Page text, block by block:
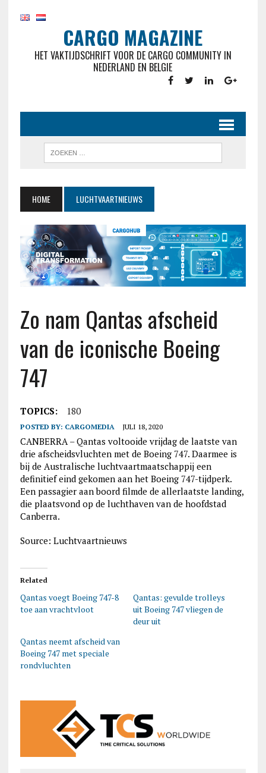
CARGO MAGAZINE
HET VAKTIJDSCHRIFT VOOR DE CARGO COMMUNITY IN
NEDERLAND EN BELGIE
HOME LUCHTVAARTNIEUWS
Zo nam Qantas afscheid
van de iconische Boeing
747
TOPICS: 180
POSTED BY: CARGOMEDIA JULI 18, 2020
CANBERRA – Qantas voltooide vrijdag de laatste van
drie afscheidsvluchten met de Boeing 747. Daarmee is
bij de Australische luchtvaartmaatschappij een
definitief eind gekomen aan het Boeing 747-tijdperk.
Een passagier aan boord filmde de allerlaatste landing,
die plaatsvond op de luchthaven van de hoofdstad
Canberra.
Source: Luchtvaartnieuws
Related
Qantas voegt Boeing 747-8
toe aan vrachtvloot
Qantas: gevulde trolleys
uit Boeing 747 vliegen de
deur uit
Qantas neemt afscheid van
Boeing 747 met speciale
rondvluchten